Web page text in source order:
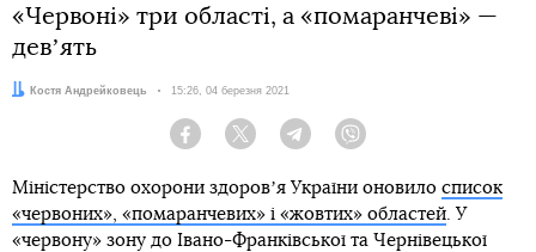
«Червоні» три області, а «помаранчеві» —
девʼять
Автор:Костя Андрейковець Дата:
15:26, 04 березня 2021
Facebook Twitter Telegram
Міністерство охорони здоровʼя України оновило список
«червоних», «помаранчевих» і «жовтих» областей. У
«червону» зону до Івано-Франківської та Чернівецької